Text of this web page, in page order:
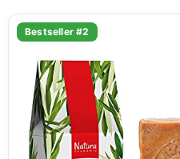
Bestseller #2